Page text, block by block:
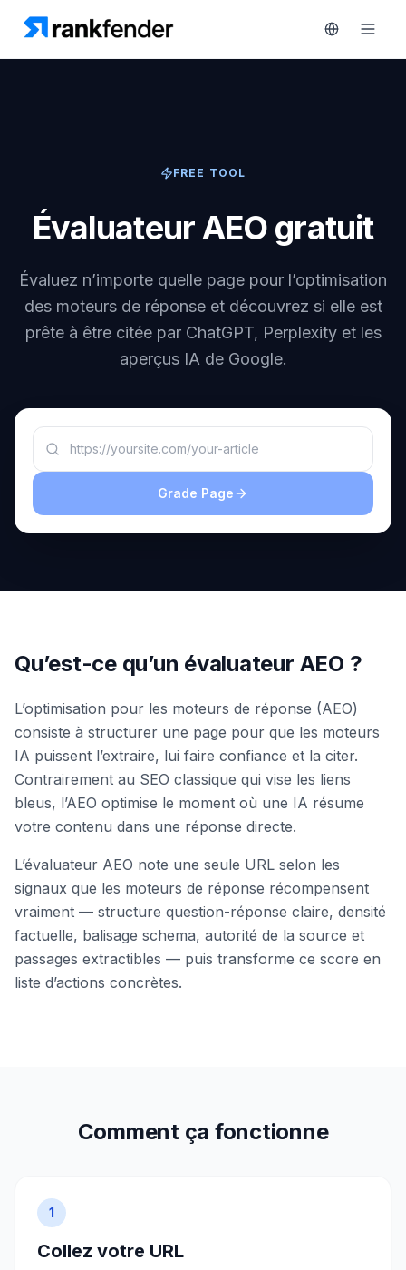
SURVEILLEZ
RAIVE
Engine
Intelligence
des mots-
clés
AGISSEZ
Ressources
Outils
gratuits
Tarifs
une
démo
FREE TOOL
Évaluateur AEO gratuit
Évaluez n’importe quelle page pour l’optimisation
des moteurs de réponse et découvrez si elle est
prête à être citée par ChatGPT, Perplexity et les
aperçus IA de Google.
Grade Page
Qu’est-ce qu’un évaluateur AEO ?
L’optimisation pour les moteurs de réponse (AEO)
consiste à structurer une page pour que les moteurs
IA puissent l’extraire, lui faire confiance et la citer.
Contrairement au SEO classique qui vise les liens
bleus, l’AEO optimise le moment où une IA résume
votre contenu dans une réponse directe.
L’évaluateur AEO note une seule URL selon les
signaux que les moteurs de réponse récompensent
vraiment — structure question-réponse claire, densité
factuelle, balisage schema, autorité de la source et
passages extractibles — puis transforme ce score en
liste d’actions concrètes.
Comment ça fonctionne
1
Collez votre URL